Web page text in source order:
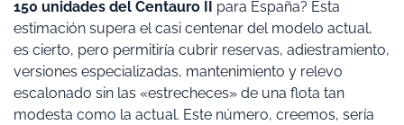
150 unidades del Centauro II
para España? Esta
estimación supera el casi centenar del modelo actual,
es cierto, pero permitiría cubrir reservas, adiestramiento,
versiones especializadas, mantenimiento y relevo
escalonado sin las «estrecheces» de una flota tan
modesta como la actual. Este número, creemos, sería